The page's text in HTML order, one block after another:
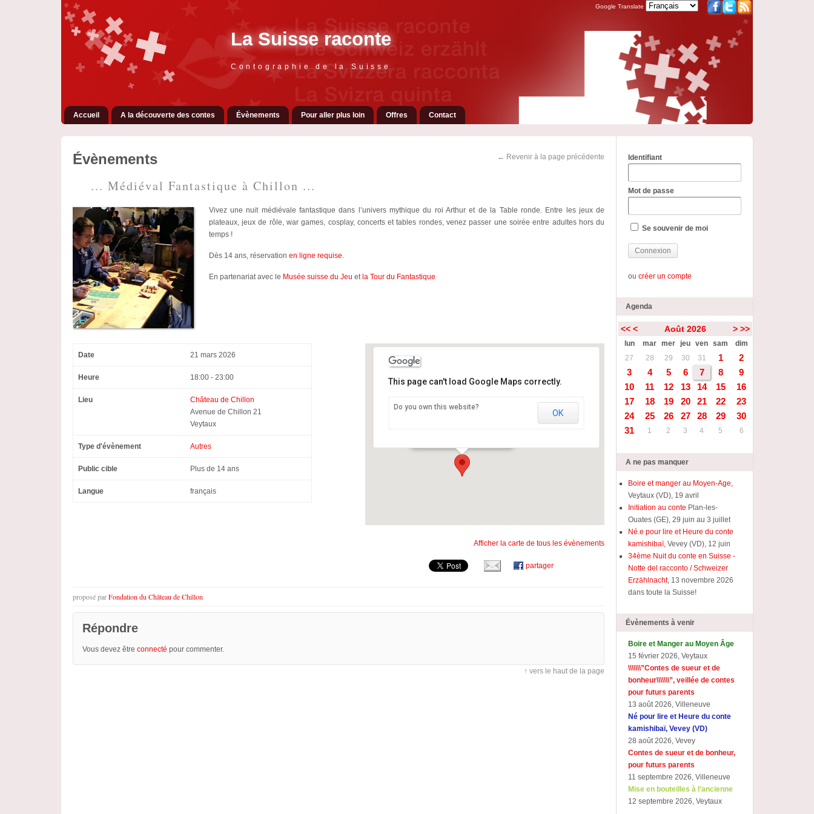
La Suisse raconte
Contographie de la Suisse
Google Translate
Accueil A la découverte des contes Évènements Pour aller plus loin Offres Contact
← Revenir à la page précédente
Évènements
... Médiéval Fantastique à Chillon ...
Vivez une nuit médiévale fantastique dans l’univers mythique du roi Arthur et de la Table ronde. Entre les jeux de
plateaux, jeux de rôle, war games, cosplay, concerts et tables rondes, venez passer une soirée entre adultes hors du
temps !
Dès 14 ans, réservation en ligne requise.
En partenariat avec le Musée suisse du Jeu et la Tour du Fantastique
Date 21 mars 2026
Heure 18:00 - 23:00
Lieu
Château de Chillon
Avenue de Chillon 21
Veytaux
Type d'évènement Autres
Public cible Plus de 14 ans
Langue français
This page can't load Google Maps correctly.
Do you own this website?
OK
Afficher la carte de tous les évènements
partager
proposé parFondation du Château de Chillon
Répondre
Vous devez être connecté pour commenter.
↑ vers le haut de la page
Identifiant
Mot de passe
Se souvenir de moi
oucréer un compte
Agenda
<< < Août 2026 > >>
lun mar mer jeu ven sam
dim
27
28 29 30 31 1
2
3
4 5 6 7 8
9
10
11 12 13 14 15
16
17
18 19 20 21 22
23
24
25 26 27 28 29
30
31
1 2 3 4 5 6
A ne pas manquer
Boire et manger au Moyen-Age,
Veytaux (VD), 19 avril
Initiation au conte Plan-les-
Ouates (GE), 29 juin au 3 juillet
Né.e pour lire et Heure du conte
kamishibaï, Vevey (VD), 12 juin
34ème Nuit du conte en Suisse -
Notte del racconto / Schweizer
Erzählnacht, 13 novembre 2026
dans toute la Suisse!
Évènements à venir
Boire et Manger au Moyen Âge
15 février 2026, Veytaux
\\\\\\\”Contes de sueur et de
bonheur\\\\\\\”, veillée de contes
pour futurs parents
13 août 2026, Villeneuve
Né pour lire et Heure du conte
kamishibaï, Vevey (VD)
28 août 2026, Vevey
Contes de sueur et de bonheur,
pour futurs parents
11 septembre 2026, Villeneuve
Mise en bouteilles à l’ancienne
12 septembre 2026, Veytaux